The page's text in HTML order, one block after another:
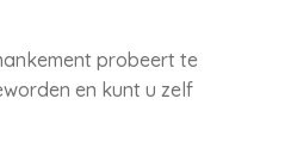
probeert te
en kunt u zelf